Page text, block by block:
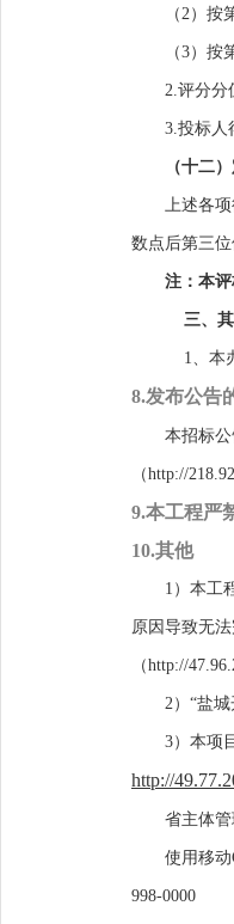
（2）按
（3）按
2.评分分
3.投标人
（十二
上述各
数点后第三
注：本
三、
1、本
8.发布公告
本招标
（http://
9.本工程严
10.其他
1 ） 本工
原因导致无
（http://
2） “盐城
3）本项
http://
省主体管
使用移动
998-0000